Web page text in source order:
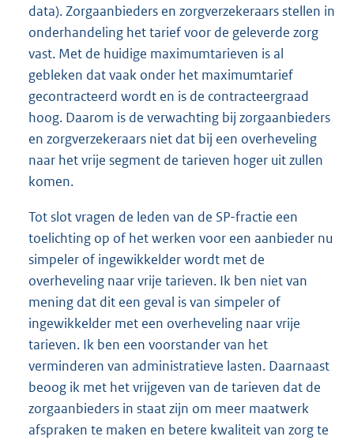
data). Zorgaanbieders en zorgverzekeraars stellen in
onderhandeling het tarief voor de geleverde zorg
vast. Met de huidige maximumtarieven is al
gebleken dat vaak onder het maximumtarief
gecontracteerd wordt en is de contracteergraad
hoog. Daarom is de verwachting bij zorgaanbieders
en zorgverzekeraars niet dat bij een overheveling
naar het vrije segment de tarieven hoger uit zullen
komen.
Tot slot vragen de leden van de SP-fractie een
toelichting op of het werken voor een aanbieder nu
simpeler of ingewikkelder wordt met de
overheveling naar vrije tarieven. Ik ben niet van
mening dat dit een geval is van simpeler of
ingewikkelder met een overheveling naar vrije
tarieven. Ik ben een voorstander van het
verminderen van administratieve lasten. Daarnaast
beoog ik met het vrijgeven van de tarieven dat de
zorgaanbieders in staat zijn om meer maatwerk
afspraken te maken en betere kwaliteit van zorg te